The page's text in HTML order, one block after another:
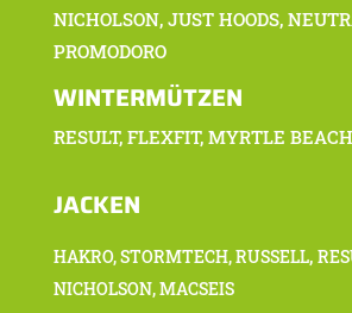
NICHOLSON, JUST HOODS,
PROMODORO
WINTERMÜTZEN
RESULT, FLEXFIT, MYRTLE
JACKEN
HAKRO,STORMTECH, RUSSELL,
NICHOLSON, MACSEIS